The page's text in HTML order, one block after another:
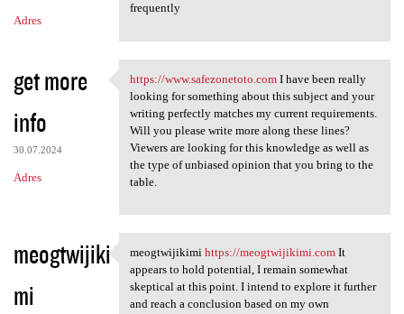
Adres
frequently
get more
info
30.07.2024
Adres
https://www.safezonetoto.com
https://www.safezonetoto.comI have been really
looking for something about this subject and your
writing perfectly matches my current requirements.
Will you please write more along these lines?
Viewers are looking for this knowledge as well as
the type of unbiased opinion that you bring to the
table.
meogtwijiki
mi
meogtwijikimi https:/
meogtwijikimi https://meogtwijikimi.comIt
appears to hold potential, I remain somewhat
skeptical at this point. I intend to explore it further
and reach a conclusion based on my own